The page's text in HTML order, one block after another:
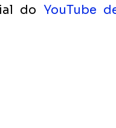
do YouTube